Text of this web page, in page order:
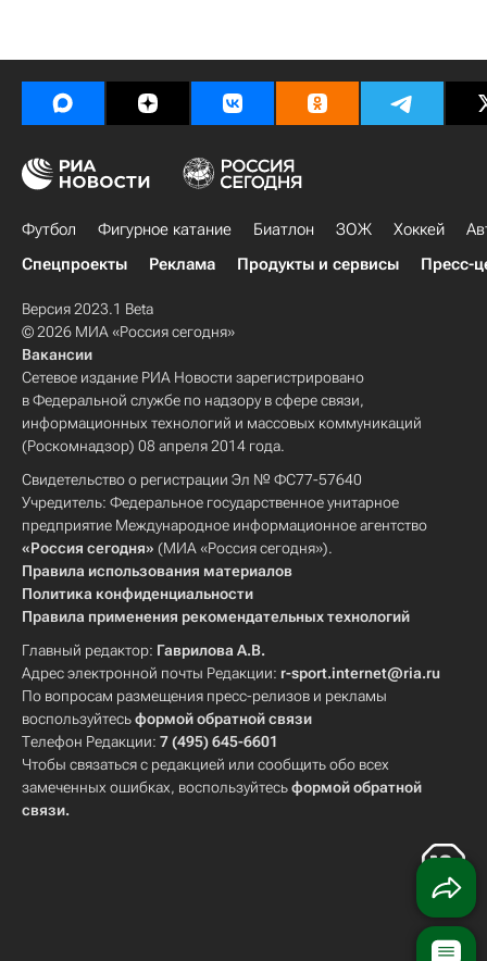
Футбол Фигурное катание Биатлон ЗОЖ Хоккей
Спецпроекты
Реклама Продукты и сервисы Пресс-
Версия 2023.1 Beta
© 2026 МИА «Россия сегодня»
Вакансии
Сетевое издание РИА Новости зарегистрировано
в Федеральной службе по надзору в сфере связи,
информационных технологий и массовых коммуникаций
(Роскомнадзор) 08 апреля 2014 года.
Свидетельство о регистрации Эл № ФС77-57640
Учредитель: Федеральное государственное унитарное
предприятие Международное информационное агентство
«Россия сегодня» (МИА «Россия сегодня»).
Правила использования материалов
Политика конфиденциальности
Правила применения рекомендательных технологий
Главный редактор: Гаврилова А.В.
Адрес электронной почты Редакции: r-sport.internet@ria.ru
По вопросам размещения пресс-релизов и рекламы
воспользуйтесьформой обратной связи
Телефон Редакции: 7 (495) 645-6601
Чтобы связаться с редакцией или сообщить обо всех
замеченных ошибках, воспользуйтесьформой обратной
связи.